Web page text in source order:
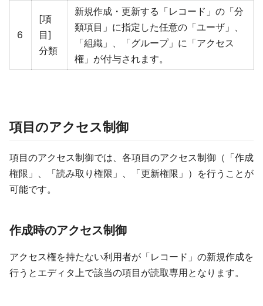
6
[項
目]
分類
新規作成・更新する「レコード」の「分
類項目」に指定した任意の「ユーザ」、
「組織」、「グループ」に「アクセス
権」が付与されます。
項目のアクセス制御
項目のアクセス制御では、各項目のアクセス制御（「作成
権限」、「読み取り権限」、「更新権限」）を行うことが
可能です。
作成時のアクセス制御
アクセス権を持たない利用者が「レコード」の新規作成を
行うとエディタ上で該当の項目が読取専用となります。